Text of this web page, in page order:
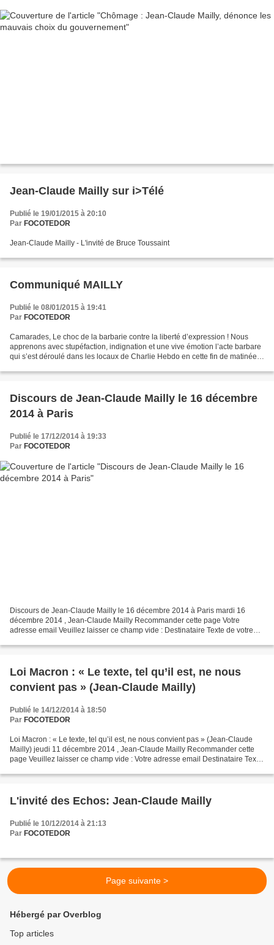
Jean-Claude Mailly sur i>Télé
Publié le 19/01/2015 à 20:10
Par FOCOTEDOR
Jean-Claude Mailly - L'invité de Bruce Toussaint
Communiqué MAILLY
Publié le 08/01/2015 à 19:41
Par FOCOTEDOR
Camarades, Le choc de la barbarie contre la liberté d’expression ! Nous
apprenons avec stupéfaction, indignation et une vive émotion l’acte barbare
qui s’est déroulé dans les locaux de Charlie Hebdo en cette fin de matinée.
Discours de Jean-Claude Mailly le 16 décembre
2014 à Paris
Publié le 17/12/2014 à 19:33
Par FOCOTEDOR
Discours de Jean-Claude Mailly le 16 décembre 2014 à Paris mardi 16
décembre 2014 , Jean-Claude Mailly Recommander cette page Votre
adresse email Veuillez laisser ce champ vide : Destinataire Texte de votre
Loi Macron : « Le texte, tel qu’il est, ne nous
convient pas » (Jean-Claude Mailly)
Publié le 14/12/2014 à 18:50
Par FOCOTEDOR
Loi Macron : « Le texte, tel qu’il est, ne nous convient pas » (Jean-Claude
Mailly) jeudi 11 décembre 2014 , Jean-Claude Mailly Recommander cette
page Veuillez laisser ce champ vide : Votre adresse email Destinataire Texte
L'invité des Echos: Jean-Claude Mailly
Publié le 10/12/2014 à 21:13
Par FOCOTEDOR
Page suivante >
Hébergé par Overblog
Top articles